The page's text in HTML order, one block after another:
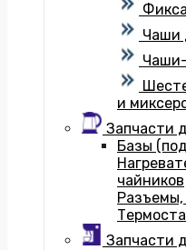
Чаши
и
Запчасти
Базы
чайников
Разъемы,
Запчасти